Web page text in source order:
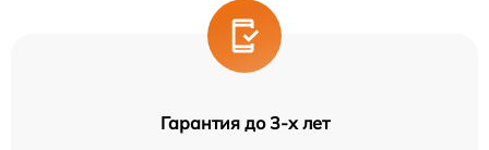
Гарантия до 3-х лет